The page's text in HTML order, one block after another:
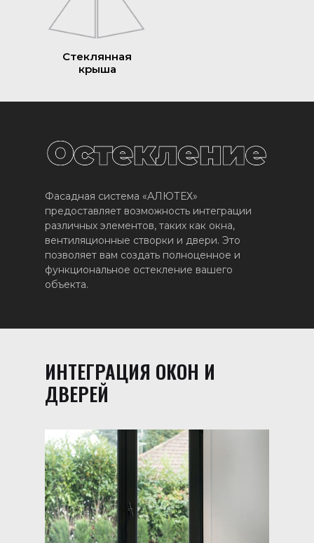
Стеклянная
крыша
Фасадная система «АЛЮТЕХ»
предоставляет возможность интеграции
различных элементов, таких как окна,
вентиляционные створки и двери. Это
позволяет вам создать полноценное и
функциональное остекление вашего
объекта.
ИНТЕГРАЦИЯ ОКОН И
ДВЕРЕЙ